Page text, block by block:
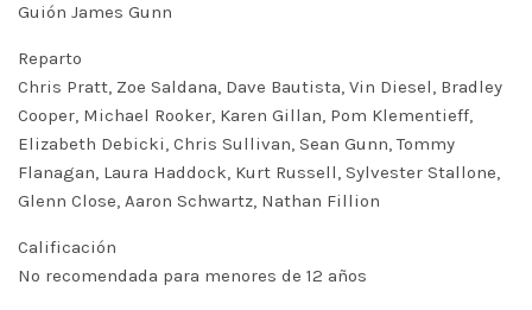
Guión James Gunn
Reparto
Chris Pratt, Zoe Saldana, Dave Bautista, Vin Diesel, Bradley
Cooper, Michael Rooker, Karen Gillan, Pom Klementieff,
Elizabeth Debicki, Chris Sullivan, Sean Gunn, Tommy
Flanagan, Laura Haddock, Kurt Russell, Sylvester Stallone,
Glenn Close, Aaron Schwartz, Nathan Fillion
Calificación
No recomendada para menores de 12 años